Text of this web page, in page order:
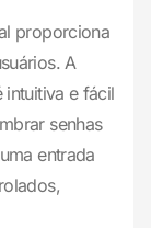
proporciona
A
e fácil
senhas
entrada